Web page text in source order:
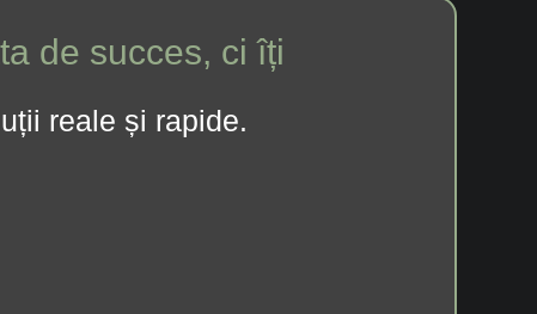
de succes, ci îți
reale și rapide.